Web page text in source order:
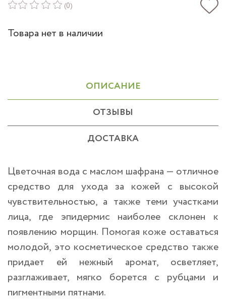
(0)
Товара нет в наличии
ОПИСАНИЕ
ОТЗЫВЫ
ДОСТАВКА
Цветочная вода с маслом шафрана — отличное
средство для ухода за кожей с высокой
чувствительностью, а также теми участками
лица, где эпидермис наиболее склонен к
появлению морщин. Помогая коже оставаться
молодой, это косметическое средство также
придает ей нежный аромат, осветляет,
разглаживает, мягко борется с рубцами и
пигментными пятнами.